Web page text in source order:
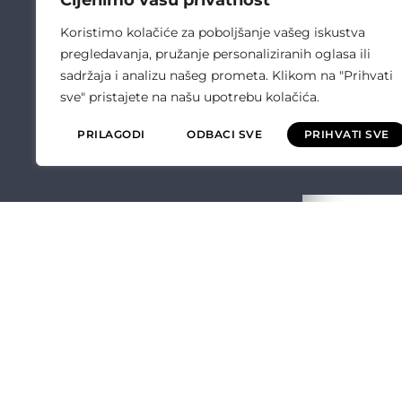
Koristimo kolačiće za poboljšanje vašeg iskustva
pregledavanja, pružanje personaliziranih oglasa ili
sadržaja i analizu našeg prometa. Klikom na "Prihvati
sve" pristajete na našu upotrebu kolačića.
PRILAGODI ODBACI SVE PRIHVATI SVE